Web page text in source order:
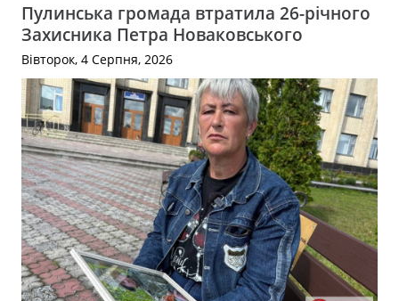
Пулинська громада втратила 26-річного
Захисника Петра Новаковського
Вівторок, 4 Серпня, 2026